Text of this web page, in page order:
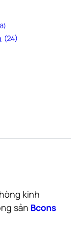
(24)
kinh
sản Bcons